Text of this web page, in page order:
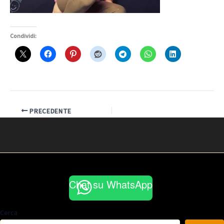
Condividi:
PRECEDENTE
Chat su WhatsApp
Cerca